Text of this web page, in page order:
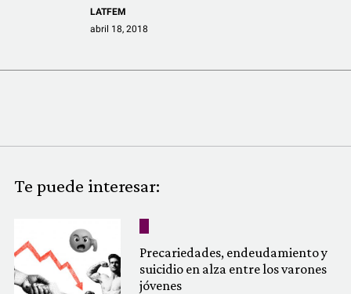
REDACCIÓN ABIERTA
LATFEMLAB.
QUIÉNES SOMOS
LATFEM
abril 18, 2018
Te puede interesar:
Precariedades, endeudamiento y
suicidio en alza entre los varones
jóvenes